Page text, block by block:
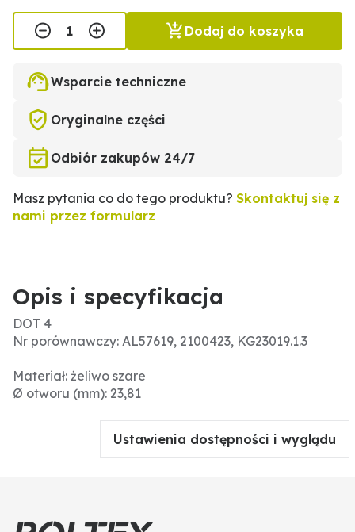
Dodaj do koszyka
Wsparcie techniczne
Oryginalne części
Odbiór zakupów 24/7
Masz pytania co do tego produktu? Skontaktuj się z
nami przez formularz
Opis i specyfikacja
DOT 4
Nr porównawczy: AL57619, 2100423, KG23019.1.3
Materiał: żeliwo szare
Ø otworu (mm): 23,81
Ustawienia dostępności i wyglądu